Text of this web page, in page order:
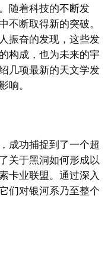
随着科技的不断发
不断取得新的突破。
振奋的发现，这些发
构成，也为未来的宇
几项最新的天文学发
响。
成功捕捉到了一个超
关于黑洞如何形成以
卡业联盟。通过深入
们对银河系乃至整个